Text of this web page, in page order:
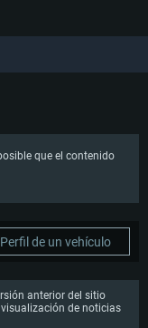
que el contenido
Perfil de un vehículo
anterior del sitio
de noticias